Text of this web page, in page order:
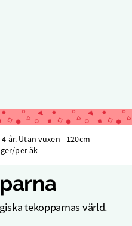
år. Utan vuxen - 120cm
per åk
tekopparnas värld.